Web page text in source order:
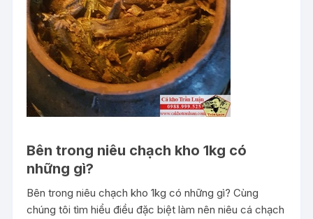
Bên trong niêu chạch kho 1kg có
những gì?
Bên trong niêu chạch kho 1kg có những gì? Cùng
chúng tôi tìm hiểu điều đặc biệt làm nên niêu cá chạch